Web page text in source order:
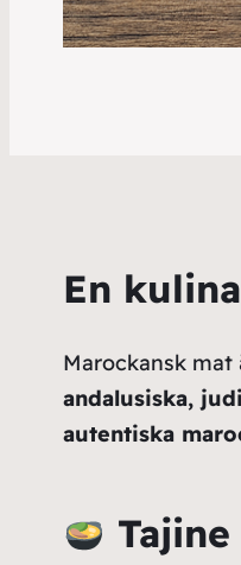
En
Marockansk
andalusiska,
autentiska